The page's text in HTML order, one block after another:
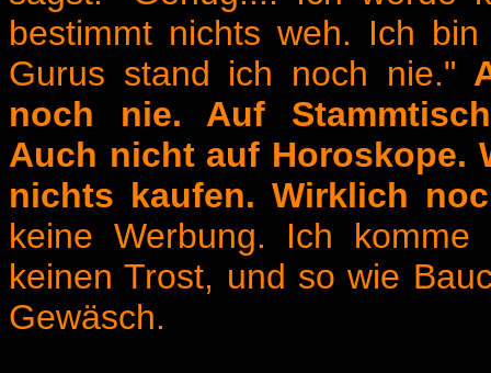
bestimmt nichts weh. Ich
Gurus stand ich noch nie."
noch nie. Auf
Auch nicht auf Horoskope.
nichts kaufen. Wirklich
keine Werbung. Ich
keinen Trost, und so wie
Gewäsch.